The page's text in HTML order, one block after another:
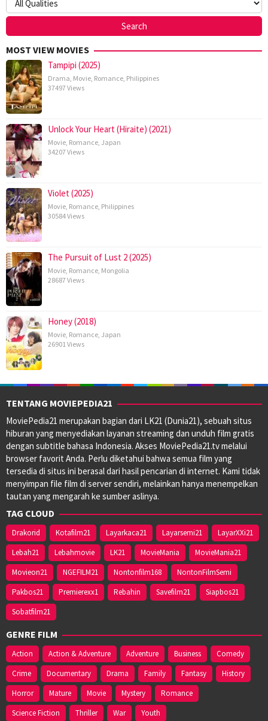
MOST VIEW MOVIES
Tampipi (2025)
Drama Movie Romance Philippines
37497 Views
Unlock Your Heart (Hiraite) (2021)
Movie Romance Japan
34207 Views
Violet (2025)
Movie Romance Philippines
30584 Views
The Pursuit of Lust 2 (2025)
Movie Romance Mongolia
28687 Views
Honey (2018)
Movie Romance Japan
26901 Views
TENTANG MOVIEPEDIA21
MoviePedia21 merupakan bagian dari LK21 (Dunia21), sebuah situs
hiburan yang menyediakan layanan streaming dan unduh film gratis
dengan subtitle bahasa Indonesia. Akses MoviePedia21.tv melalui
browser favorit Anda. Perlu diketahui bahwa semua film yang
tersedia di situs ini berasal dari hasil pencarian di internet. Kami tidak
menyimpan file film di server sendiri, melainkan hanya menempelkan
tautan yang mengarah ke sumber aslinya.
TAG CLOUD
Drakorid Kotafilm21 Layarkaca21 Layarsemi21
LayarXXi21
Lebah21
Lebahmovie LK21 MovieMania
MovieMania21
Movieon21
NGEFILM21 Nontonfilm168
NontonFilmSemi
Pakbos21
Premierexx1 Rebahin Savefilm21
Siapbos21
Sobatfilm21
GENRE FILM
Action Action & Adventure Adventure Business
Comedy
Crime
Documentary Drama Family Fantasy
History
Horror
Mature Movie Mystery
Romance
Science Fiction
Thriller War Youth